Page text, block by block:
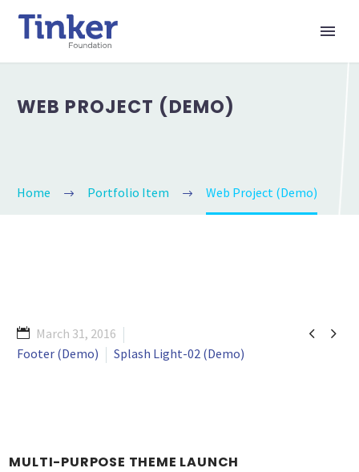
WEB PROJECT (DEMO)
Home Portfolio Item Web Project (Demo)
 
March 31, 2016
Footer (Demo)
Splash Light-02 (Demo)
MULTI-PURPOSE THEME LAUNCH